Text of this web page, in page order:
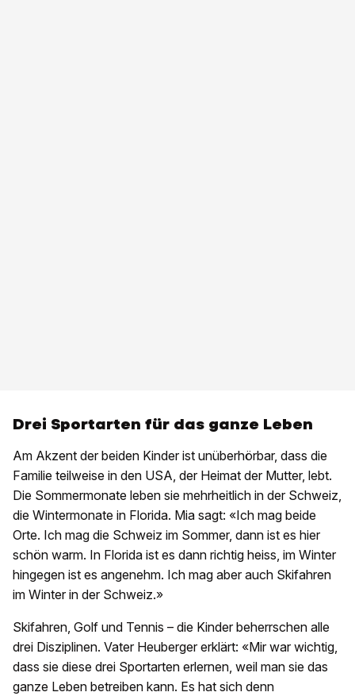
Drei Sportarten für das ganze Leben
Am Akzent der beiden Kinder ist unüberhörbar, dass die
Familie teilweise in den USA, der Heimat der Mutter, lebt.
Die Sommermonate leben sie mehrheitlich in der Schweiz,
die Wintermonate in Florida. Mia sagt: «Ich mag beide
Orte. Ich mag die Schweiz im Sommer, dann ist es hier
schön warm. In Florida ist es dann richtig heiss, im Winter
hingegen ist es angenehm. Ich mag aber auch Skifahren
im Winter in der Schweiz.»
Skifahren, Golf und Tennis – die Kinder beherrschen alle
drei Disziplinen. Vater Heuberger erklärt: «Mir war wichtig,
dass sie diese drei Sportarten erlernen, weil man sie das
ganze Leben betreiben kann. Es hat sich denn